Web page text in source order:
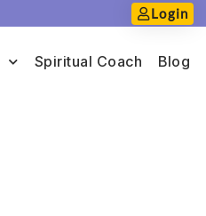
Login
Spiritual Coach Blog